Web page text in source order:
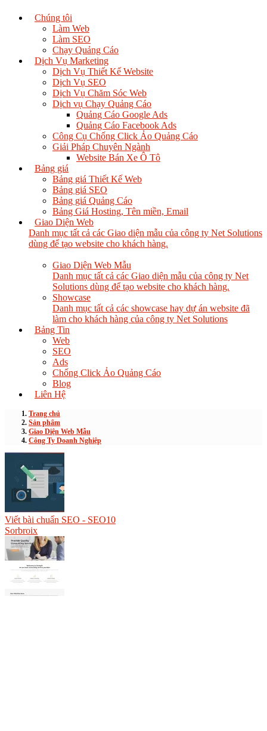
Chúng tôi
Làm Web
Làm SEO
Chạy Quảng Cáo
Dịch Vụ Marketing
Dịch Vụ Thiết Kế Website
Dịch Vụ SEO
Dịch Vụ Chăm Sóc Web
Dịch vụ Chạy Quảng Cáo
Quảng Cáo Google Ads
Quảng Cáo Facebook Ads
Công Cụ Chống Click Ảo Quảng Cáo
Giải Pháp Chuyên Ngành
Website Bán Xe Ô Tô
Bảng giá
Bảng giá Thiết Kế Web
Bảng giá SEO
Bảng giá Quảng Cáo
Bảng Giá Hosting, Tên miền, Email
Giao Diện Web
Danh mục tất cả các Giao diện mẫu của công ty Net Solutions
dùng để tạo website cho khách hàng.
Giao Diện Web Mẫu
Danh mục tất cả các Giao diện mẫu của công ty Net
Solutions dùng để tạo website cho khách hàng.
Showcase
Danh mục tất cả các showcase hay dự án website đã
làm cho khách hàng của công ty Net Solutions
Bảng Tin
Web
SEO
Ads
Chống Click Ảo Quảng Cáo
Blog
Liên Hệ
Trang chủ
Sản phẩm
Giao Diện Web Mẫu
Công Ty Doanh Nghiệp
Viết bài chuẩn SEO - SEO10
Sorbroix